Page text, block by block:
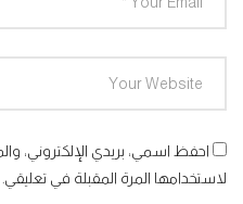
احفظ اسمي، بريدي الإلكتروني،
لاستخدامها المرة المقبلة في تعليقي.